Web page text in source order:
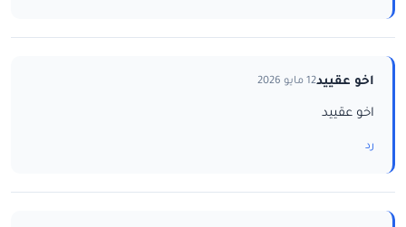
اخو عقييد12 مايو 2026
اخو عقييد
رد